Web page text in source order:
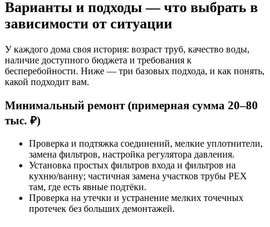
Варианты и подходы — что выбрать в
зависимости от ситуации
У каждого дома своя история: возраст труб, качество воды,
наличие доступного бюджета и требования к
бесперебойности. Ниже — три базовых подхода, и как понять,
какой подходит вам.
Минимальный ремонт (примерная сумма 20–80
тыс. ₽)
Проверка и подтяжка соединений, мелкие уплотнители,
замена фильтров, настройка регулятора давления.
Установка простых фильтров входа и фильтров на
кухню/ванну; частичная замена участков трубы PEX
там, где есть явные подтёки.
Проверка на утечки и устранение мелких точечных
протечек без больших демонтажей.